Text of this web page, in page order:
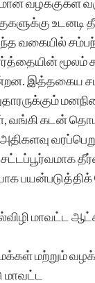
உடனடி
இத்தகைய
வங்கி கடன்
மாவட்ட
மற்றும்